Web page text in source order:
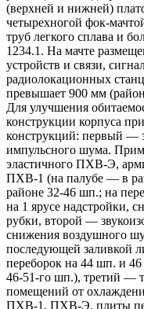
(верхней и нижней)
четырехногой фок-
труб легкого сплава и
1234.1. На мачте
устройств и связи,
радиолокационных
превышает 900 мм
Для улучшения
конструкции корпуса
конструкций: первый —
импульсного шума.
эластичного ПХВ-Э,
ПХВ-1 (на палубе — в
районе 32-46 шп.; на
на 1 ярусе надстройки,
рубки, второй —
снижения воздушного
последующей заливкой
переборок на 44 шп. и
46-51-го шп.), третий —
помещений от
ПХВ-1, ПХВ-Э, плиты